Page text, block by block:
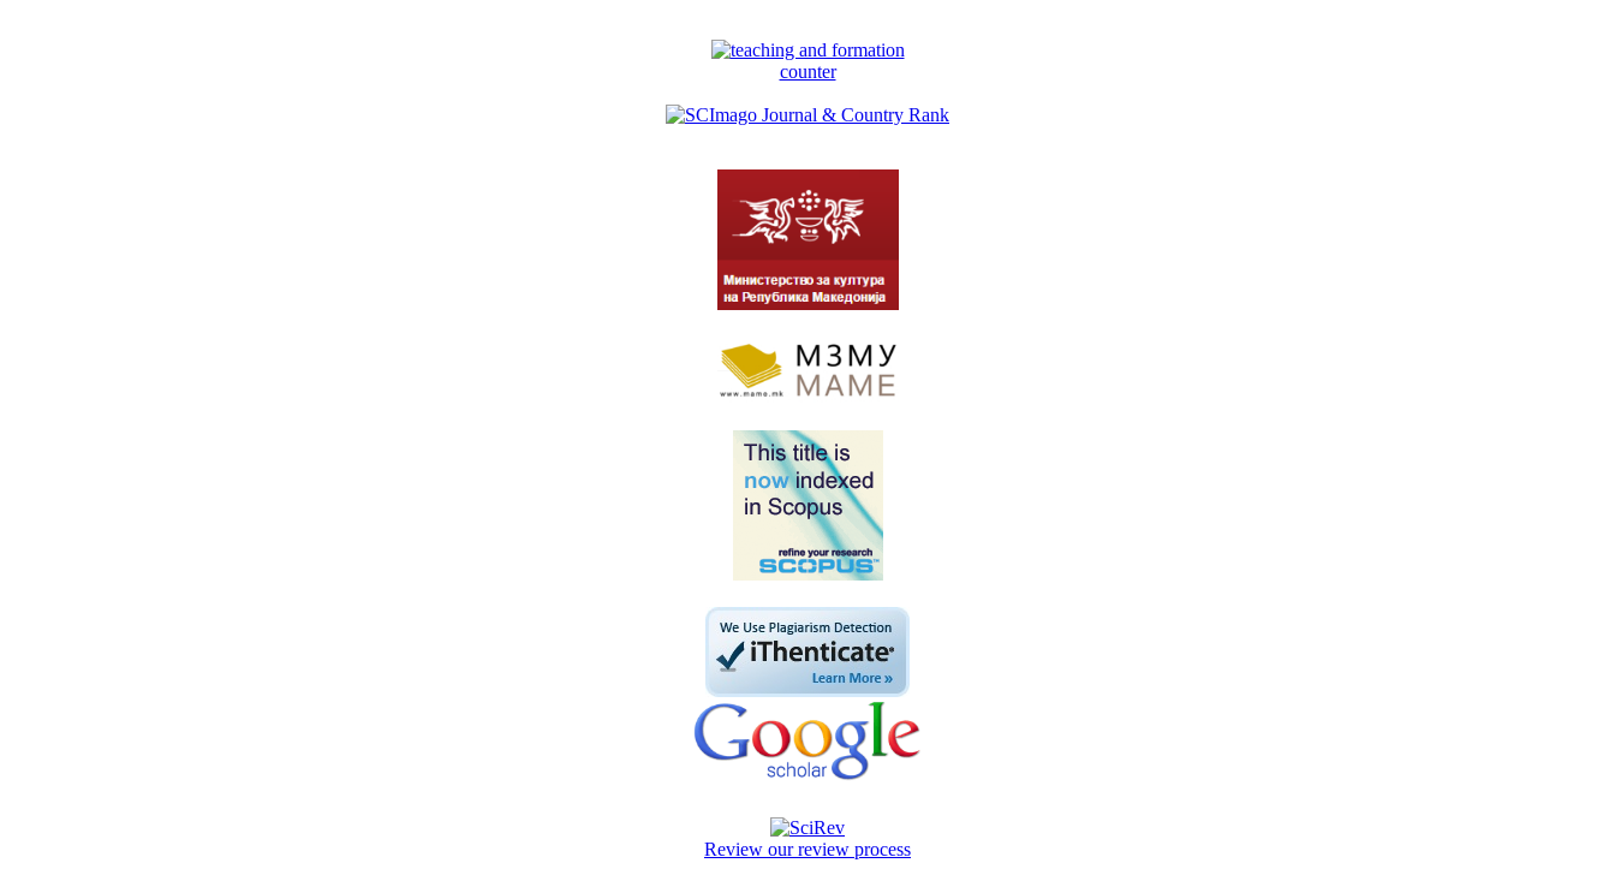
counter
Review our review process